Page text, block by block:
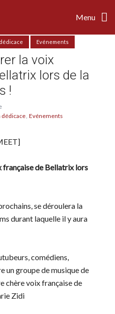
Menu
Evénements
la voix
lors de la
!
dédicace Evénements
française de Bellatrix lors
se déroulera la
durant laquelle il y aura
comédiens,
un groupe de musique de
chère voix française de
Zidi